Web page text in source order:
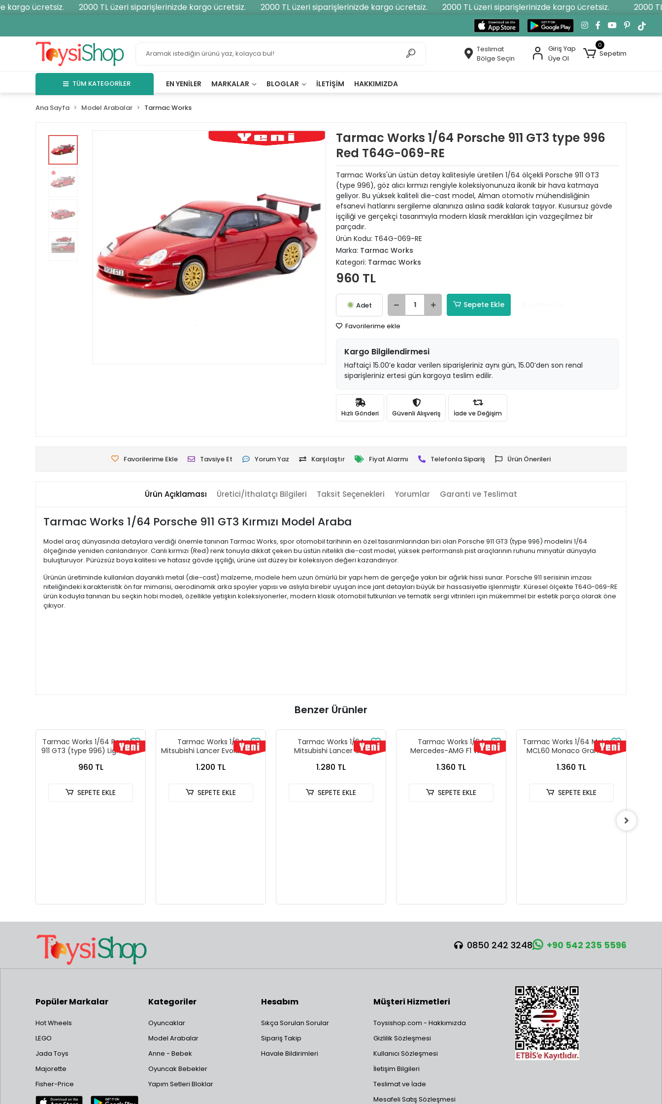
ücretsiz. 2000 TL üzeri siparişlerinizde kargo ücretsiz. 2000 TL üzeri siparişlerinizde kargo ücretsiz. 2000 TL üzeri siparişlerinizde kargo ücretsiz. 2000
Teslimat
Bölge Seçin
Giriş Yap
Üye Ol
0
Sepetim
TÜM KATEGORİLER EN YENILER MARKALAR BLOGLAR İLETIŞIM HAKKIMIZDA
Ana Sayfa Model Arabalar Tarmac Works
Tarmac Works 1/64 Porsche 911 GT3 type 996
Red T64G-069-RE
Tarmac Works'ün üstün detay kalitesiyle üretilen 1/64 ölçekli Porsche 911 GT3
(type 996), göz alıcı kırmızı rengiyle koleksiyonunuza ikonik bir hava katmaya
geliyor. Bu yüksek kaliteli die-cast model, Alman otomotiv mühendisliğinin
efsanevi hatlarını sergileme alanınıza aslına sadık kalarak taşıyor. Kusursuz gövde
işçiliği ve gerçekçi tasarımıyla modern klasik meraklıları için vazgeçilmez bir
parçadır.
Ürün Kodu: T64G-069-RE
Marka: Tarmac Works
Kategori: Tarmac Works
960 TL
Adet Sepete Ekle
Favorilerime ekle
Kargo Bilgilendirmesi
Haftaiçi 15.00’e kadar verilen siparişleriniz aynı gün, 15.00’den son renal
siparişleriniz ertesi gün kargoya teslim edilir.
Hızlı Gönderi Güvenli Alışveriş İade ve Değişim
Favorilerime Ekle Tavsiye Et Yorum Yaz Karşılaştır Fiyat Alarmı Telefonla Sipariş Ürün Önerileri
Ürün Açıklaması Üretici/İthalatçı Bilgileri Taksit Seçenekleri Yorumlar Garanti ve Teslimat
Tarmac Works 1/64 Porsche 911 GT3 Kırmızı Model Araba
Model araç dünyasında detaylara verdiği önemle tanınan Tarmac Works, spor otomobil tarihinin en özel tasarımlarından biri olan Porsche 911 GT3 (type 996) modelini 1/64
ölçeğinde yeniden canlandırıyor. Canlı kırmızı (Red) renk tonuyla dikkat çeken bu üstün nitelikli die-cast model, yüksek performanslı pist araçlarının ruhunu minyatür dünyayla
buluşturuyor. Pürüzsüz boya kalitesi ve hatasız gövde işçiliği, ürüne üst düzey bir koleksiyon değeri kazandırıyor.
Ürünün üretiminde kullanılan dayanıklı metal (die-cast) malzeme, modele hem uzun ömürlü bir yapı hem de gerçeğe yakın bir ağırlık hissi sunar. Porsche 911 serisinin imzası
niteliğindeki karakteristik ön far mimarisi, aerodinamik arka spoyler yapısı ve aslıyla birebir uyuşan ince jant detayları büyük bir hassasiyetle işlenmiştir. Küresel ölçekte T64G-069-RE
ürün koduyla tanınan bu seçkin hobi modeli, özellikle yetişkin koleksiyonerler, modern klasik otomobil tutkunları ve tematik sergi vitrinleri için mükemmel bir estetik parça olarak öne
çıkıyor.
Benzer Ürünler
Tarmac Works 1/64 Porsche
911 GT3 (type 996) Light Blue
Models GLOBAL64 T64G-
960 TL
SEPETE EKLE
Tarmac Works 1/64
Mitsubishi Lancer Evolution IV
T64G-076-97MCR01
1.200 TL
SEPETE EKLE
Tarmac Works 1/64
Mitsubishi Lancer GSR
Tarmac Cards - GLOBAL64
1.280 TL
SEPETE EKLE
Tarmac Works 1/64
Mercedes-AMG F1 W14 E
Prix 2023 Lewis Hamilton -
GLOBAL64 T64G-F064-LH2
1.360 TL
SEPETE EKLE
Tarmac Works 1/64 McLaren
MCL60 Monaco Grand Prix
1.360 TL
SEPETE EKLE
0850 242 3248 +90 542 235 5596
Popüler Markalar
Hot Wheels
LEGO
Jada Toys
Majorette
Fisher-Price
Kategoriler
Oyuncaklar
Model Arabalar
Anne - Bebek
Oyuncak Bebekler
Yapım Setleri Bloklar
Hesabım
Sıkça Sorulan Sorular
Sipariş Takip
Havale Bildirimleri
Müşteri Hizmetleri
Toysishop.com - Hakkımızda
Gizlilik Sözleşmesi
Kullanıcı Sözleşmesi
İletişim Bilgileri
Teslimat ve İade
Mesafeli Satış Sözleşmesi